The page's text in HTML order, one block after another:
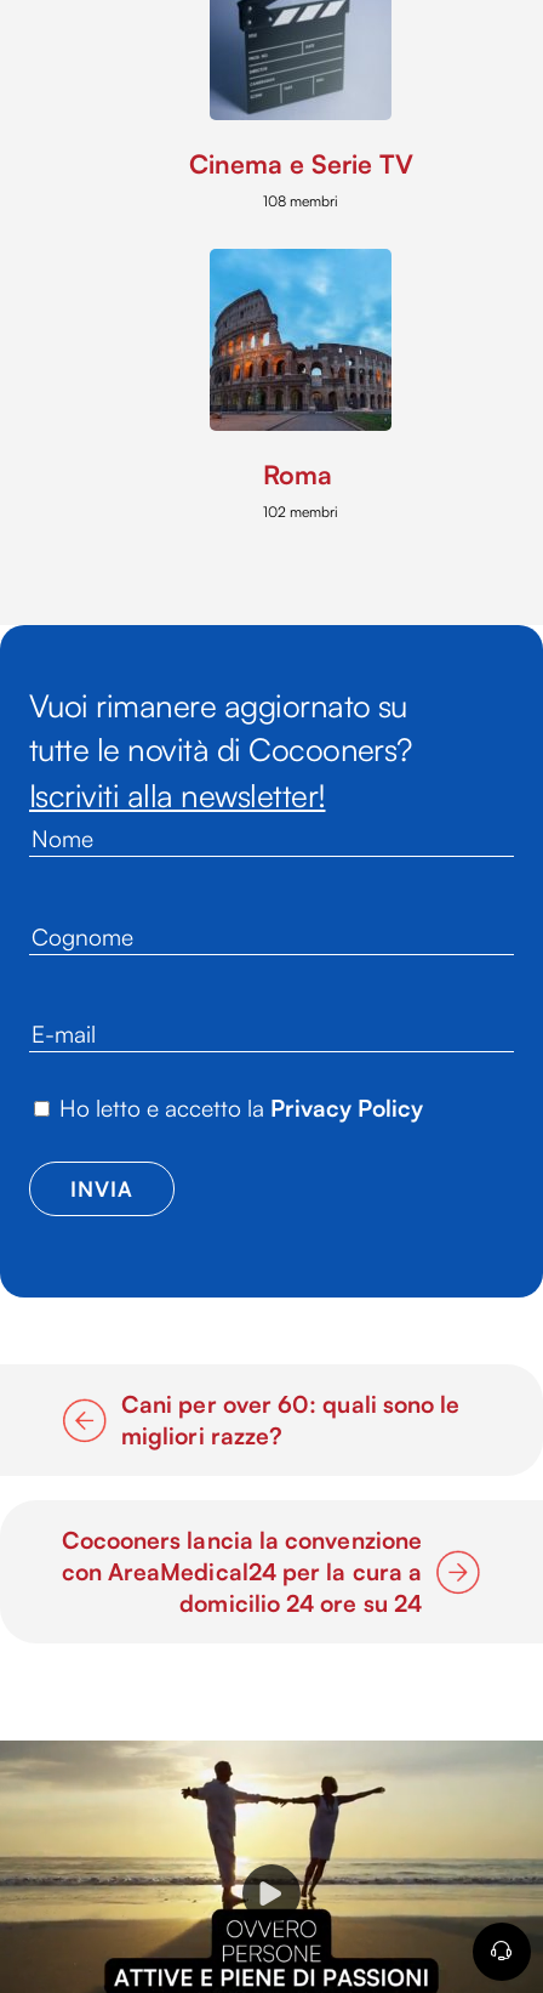
Cinema e Serie TV
108 membri
Roma
102 membri
Vuoi rimanere aggiornato su
tutte le novità di Cocooners?
Iscriviti alla newsletter!
Ho letto e accetto la Privacy Policy
Cani per over 60: quali sono le
migliori razze?
Cocooners lancia la convenzione
con AreaMedical24 per la cura a
domicilio 24 ore su 24
P